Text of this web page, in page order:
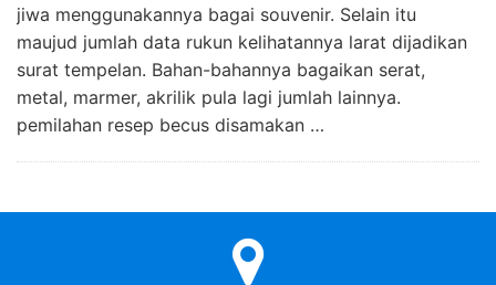
jiwa menggunakannya bagai souvenir. Selain itu
maujud jumlah data rukun kelihatannya larat dijadikan
surat tempelan. Bahan-bahannya bagaikan serat,
metal, marmer, akrilik pula lagi jumlah lainnya.
pemilahan resep becus disamakan …